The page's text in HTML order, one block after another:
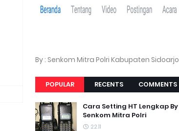
By : Senkom Mitra Polri Kabupaten Sidoarjo
POPULAR RECENTS COMMENTS
Cara Setting HT Lengkap By
Senkom Mitra Polri
22.11